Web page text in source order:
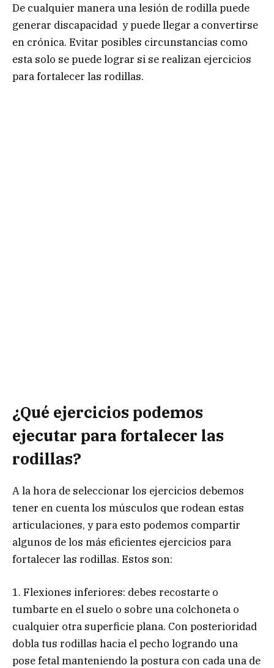
De cualquier manera una lesión de rodilla puede
generar discapacidad y puede llegar a convertirse
en crónica. Evitar posibles circunstancias como
esta solo se puede lograr si se realizan ejercicios
para fortalecer las rodillas.
¿Qué ejercicios podemos
ejecutar para fortalecer las
rodillas?
A la hora de seleccionar los ejercicios debemos
tener en cuenta los músculos que rodean estas
articulaciones, y para esto podemos compartir
algunos de los más eficientes ejercicios para
fortalecer las rodillas. Estos son:
1. Flexiones inferiores: debes recostarte o
tumbarte en el suelo o sobre una colchoneta o
cualquier otra superficie plana. Con posterioridad
dobla tus rodillas hacia el pecho logrando una
pose fetal manteniendo la postura con cada una de